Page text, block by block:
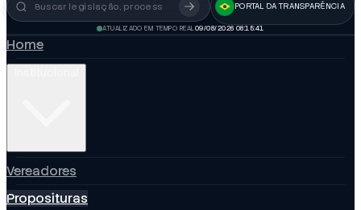
Busca no portal PORTAL DA TRANSPARÊNCIA
ATUALIZADO EM TEMPO REAL 09/08/2026 08:15:42
Home
Vereadores
Proposituras